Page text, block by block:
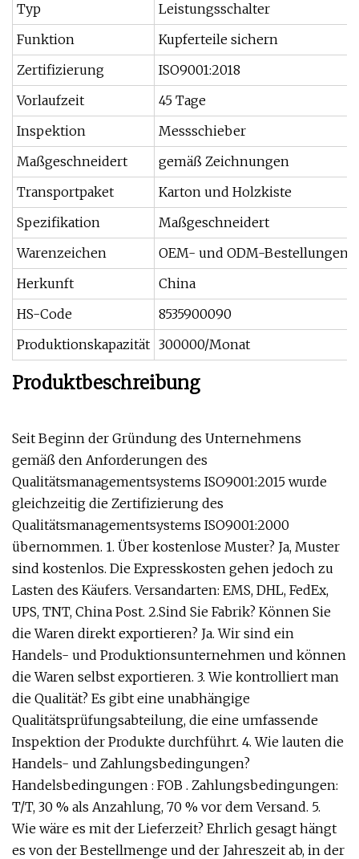
Typ
Leistungsschalter
Funktion
Kupferteile sichern
Zertifizierung
ISO9001:2018
Vorlaufzeit
45 Tage
Inspektion
Messschieber
Maßgeschneidert
gemäß Zeichnungen
Transportpaket
Karton und Holzkiste
Spezifikation
Maßgeschneidert
Warenzeichen
OEM- und ODM-Bestellungen
Herkunft
China
HS-Code
8535900090
Produktionskapazität 300000/Monat
Produktbeschreibung
Seit Beginn der Gründung des Unternehmens
gemäß den Anforderungen des
Qualitätsmanagementsystems ISO9001:2015 wurde
gleichzeitig die Zertifizierung des
Qualitätsmanagementsystems ISO9001:2000
übernommen. 1. Über kostenlose Muster? Ja, Muster
sind kostenlos. Die Expresskosten gehen jedoch zu
Lasten des Käufers. Versandarten: EMS, DHL, FedEx,
UPS, TNT, China Post. 2.Sind Sie Fabrik? Können Sie
die Waren direkt exportieren? Ja. Wir sind ein
Handels- und Produktionsunternehmen und können
die Waren selbst exportieren. 3. Wie kontrolliert man
die Qualität? Es gibt eine unabhängige
Qualitätsprüfungsabteilung, die eine umfassende
Inspektion der Produkte durchführt. 4. Wie lauten die
Handels- und Zahlungsbedingungen?
Handelsbedingungen : FOB . Zahlungsbedingungen:
T/T, 30 % als Anzahlung, 70 % vor dem Versand. 5.
Wie wäre es mit der Lieferzeit? Ehrlich gesagt hängt
es von der Bestellmenge und der Jahreszeit ab, in der